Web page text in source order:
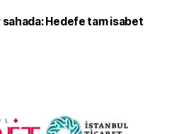
sahada: Hedefe tam isabet